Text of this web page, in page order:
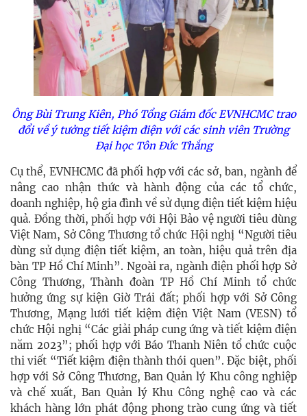
Ông Bùi Trung Kiên, Phó Tổng Giám đốc EVNHCMC trao
đổi về ý tưởng tiết kiệm điện với các sinh viên Trường
Đại học Tôn Đức Thắng
Cụ thể, EVNHCMC đã phối hợp với các sở, ban, ngành để
nâng cao nhận thức và hành động của các tổ chức,
doanh nghiệp, hộ gia đình về sử dụng điện tiết kiệm hiệu
quả. Đồng thời, phối hợp với Hội Bảo vệ người tiêu dùng
Việt Nam, Sở Công Thương tổ chức Hội nghị “Người tiêu
dùng sử dụng điện tiết kiệm, an toàn, hiệu quả trên địa
bàn TP Hồ Chí Minh”. Ngoài ra, ngành điện phối hợp Sở
Công Thương, Thành đoàn TP Hồ Chí Minh tổ chức
hưởng ứng sự kiện Giờ Trái đất; phối hợp với Sở Công
Thương, Mạng lưới tiết kiệm điện Việt Nam (VESN) tổ
chức Hội nghị “Các giải pháp cung ứng và tiết kiệm điện
năm 2023”; phối hợp với Báo Thanh Niên tổ chức cuộc
thi viết “Tiết kiệm điện thành thói quen”. Đặc biệt, phối
hợp với Sở Công Thương, Ban Quản lý Khu công nghiệp
và chế xuất, Ban Quản lý Khu Công nghệ cao và các
khách hàng lớn phát động phong trào cung ứng và tiết